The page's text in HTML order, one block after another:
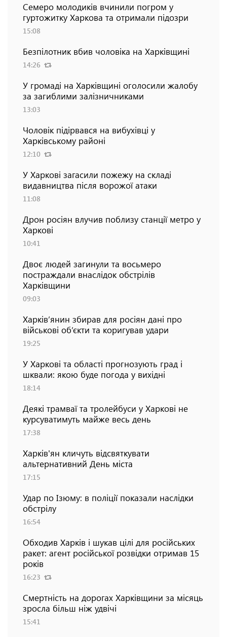
Семеро молодиків вчинили погром у
гуртожитку Харкова та отримали підозри
15:08
Безпілотник вбив чоловіка на Харківщині
14:26
У громаді на Харківщині оголосили жалобу
за загиблими залізничниками
13:03
Чоловік підірвався на вибухівці у
Харківському районі
12:10
У Харкові загасили пожежу на складі
видавництва після ворожої атаки
11:08
Дрон росіян влучив поблизу станції метро у
Харкові
10:41
Двоє людей загинули та восьмеро
постраждали внаслідок обстрілів
Харківщини
09:03
Харків’янин збирав для росіян дані про
військові об’єкти та коригував удари
19:25
У Харкові та області прогнозують град і
шквали: якою буде погода у вихідні
18:14
Деякі трамваї та тролейбуси у Харкові не
курсуватимуть майже весь день
17:38
Харків'ян кличуть відсвяткувати
альтернативний День міста
17:15
Удар по Ізюму: в поліції показали наслідки
обстрілу
16:54
Обходив Харків і шукав цілі для російських
ракет: агент російської розвідки отримав 15
років
16:23
Смертність на дорогах Харківщини за місяць
зросла більш ніж удвічі
15:41